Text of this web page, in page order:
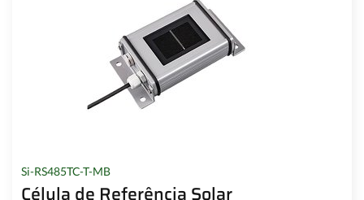
Si-RS485TC-T-MB
Célula de Referência Solar